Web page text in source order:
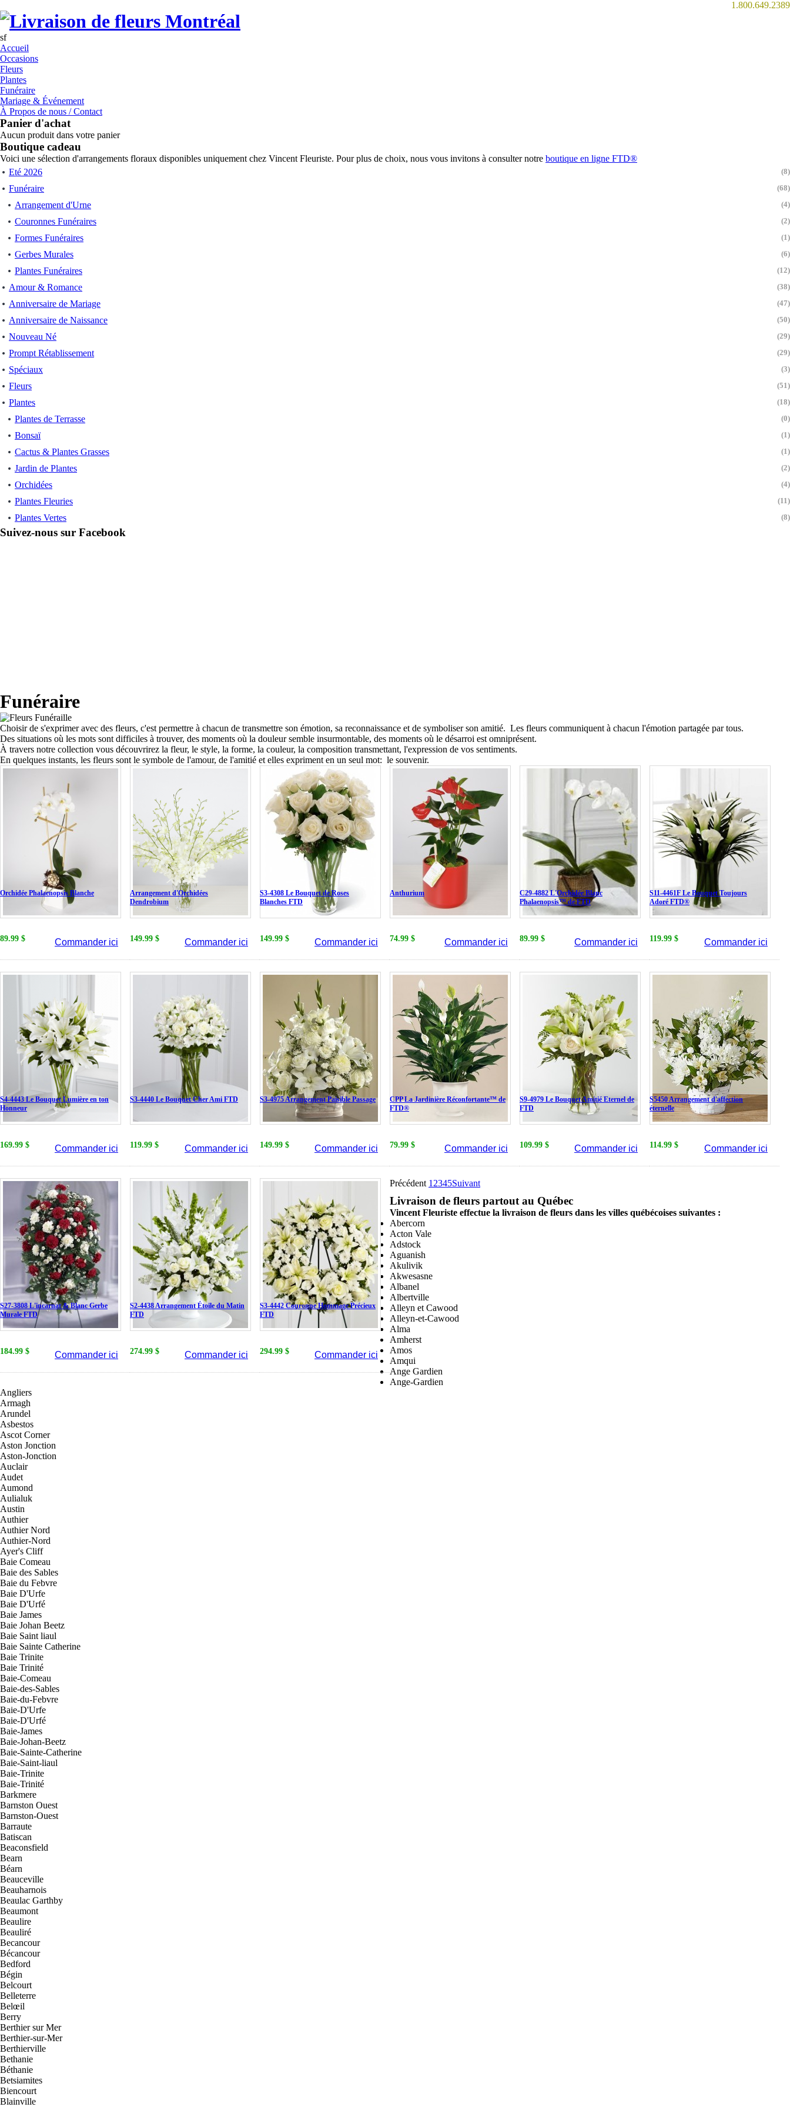
1.800.649.2389
sf
Accueil
Occasions
Fleurs
Plantes
Funéraire
Mariage & Événement
À Propos de nous / Contact
Panier d'achat
Aucun produit dans votre panier
Boutique cadeau
Voici une sélection d'arrangements floraux disponibles uniquement chez Vincent Fleuriste. Pour plus de choix, nous vous invitons à consulter notre boutique en ligne FTD®
Eté 2026
(8)
Funéraire (68)
Arrangement d'Urne (4)
Couronnes Funéraires (2)
Formes Funéraires (1)
Gerbes Murales (6)
Plantes Funéraires (12)
Amour & Romance (38)
Anniversaire de Mariage (47)
Anniversaire de Naissance (50)
Nouveau Né (29)
Prompt Rétablissement (29)
Spéciaux (3)
Fleurs (51)
Plantes (18)
Plantes de Terrasse (0)
Bonsaï (1)
Cactus & Plantes Grasses (1)
Jardin de Plantes (2)
Orchidées (4)
Plantes Fleuries (11)
Plantes Vertes (8)
Suivez-nous sur Facebook
Funéraire
Choisir de s'exprimer avec des fleurs, c'est permettre à chacun de transmettre son émotion, sa reconnaissance et de symboliser son amitié. Les fleurs communiquent à chacun l'émotion partagée par tous.
Des situations où les mots sont difficiles à trouver, des moments où la douleur semble insurmontable, des moments où le désarroi est omniprésent.
À travers notre collection vous découvrirez la fleur, le style, la forme, la couleur, la composition transmettant, l'expression de vos sentiments.
En quelques instants, les fleurs sont le symbole de l'amour, de l'amitié et elles expriment en un seul mot: le souvenir.
Orchidée Phalaenopsis Blanche
89.99 $ Commander ici
Arrangement d'Orchidées
Dendrobium
149.99 $ Commander ici
S3-4308 Le Bouquet de Roses
Blanches FTD
149.99 $ Commander ici
Anthurium
74.99 $ Commander ici
C29-4882 L'Orchidée Blanc
Phalaenopsis™ de FTD
89.99 $ Commander ici
S11-4461F Le Bouquet Toujours
Adoré FTD®
119.99 $ Commander ici
S4-4443 Le Bouquet Lumière en ton
Honneur
169.99 $ Commander ici
S3-4440 Le Bouquet Cher Ami FTD
119.99 $ Commander ici
S3-4975 Arrangement Paisible Passage
149.99 $ Commander ici
CPP La Jardinière Réconfortante™ de
FTD®
79.99 $ Commander ici
S9-4979 Le Bouquet Amitié Eternel de
FTD
109.99 $ Commander ici
S5450 Arrangement d'affection
éternelle
114.99 $ Commander ici
S27-3808 L'incarnat & Blanc Gerbe
Murale FTD
184.99 $ Commander ici
S2-4438 Arrangement Étoile du Matin
FTD
274.99 $ Commander ici
S3-4442 Couronne Hommage Précieux
FTD
294.99 $ Commander ici
Précédent 1 2345Suivant
Livraison de fleurs partout au Québec
Vincent Fleuriste effectue la livraison de fleurs dans les villes québécoises suivantes :
Abercorn
Acton Vale
Adstock
Aguanish
Akulivik
Akwesasne
Albanel
Albertville
Alleyn et Cawood
Alleyn-et-Cawood
Alma
Amherst
Amos
Amqui
Ange Gardien
Ange-Gardien
Angliers
Armagh
Arundel
Asbestos
Ascot Corner
Aston Jonction
Aston-Jonction
Auclair
Audet
Aumond
Aulialuk
Austin
Authier
Authier Nord
Authier-Nord
Ayer's Cliff
Baie Comeau
Baie des Sables
Baie du Febvre
Baie D'Urfe
Baie D'Urfé
Baie James
Baie Johan Beetz
Baie Saint liaul
Baie Sainte Catherine
Baie Trinite
Baie Trinité
Baie-Comeau
Baie-des-Sables
Baie-du-Febvre
Baie-D'Urfe
Baie-D'Urfé
Baie-James
Baie-Johan-Beetz
Baie-Sainte-Catherine
Baie-Saint-liaul
Baie-Trinite
Baie-Trinité
Barkmere
Barnston Ouest
Barnston-Ouest
Barraute
Batiscan
Beaconsfield
Bearn
Béarn
Beauceville
Beauharnois
Beaulac Garthby
Beaumont
Beaulire
Beauliré
Becancour
Bécancour
Bedford
Bégin
Belcourt
Belleterre
Belœil
Berry
Berthier sur Mer
Berthier-sur-Mer
Berthierville
Bethanie
Béthanie
Betsiamites
Biencourt
Blainville